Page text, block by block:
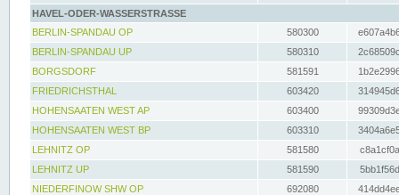
HAVEL-ODER-WASSERSTRASSE
BERLIN-SPANDAU OP
580300
BERLIN-SPANDAU UP
580310
BORGSDORF
581591
FRIEDRICHSTHAL
603420
HOHENSAATEN WEST AP
603400
HOHENSAATEN WEST BP
603310
LEHNITZ OP
581580
LEHNITZ UP
581590
NIEDERFINOW SHW OP
692080